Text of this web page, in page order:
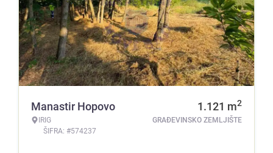
Manastir Hopovo
IRIG
ŠIFRA: #574237
1.121 m2
GRAĐEVINSKO ZEMLJIŠTE